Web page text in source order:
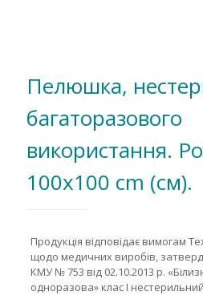
Пелюшка,
багаторазового
використання.
100х100 cm (см).
Продукція відповідає вимогам
щодо медичних виробів,
КМУ № 753 від 02.10.2013 р.
одноразова» клас І